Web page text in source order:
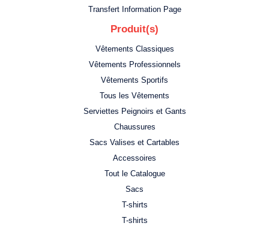
Transfert Information Page
Produit(s)
Vêtements Classiques
Vêtements Professionnels
Vêtements Sportifs
Tous les Vêtements
Serviettes Peignoirs et Gants
Chaussures
Sacs Valises et Cartables
Accessoires
Tout le Catalogue
Sacs
T-shirts
T-shirts